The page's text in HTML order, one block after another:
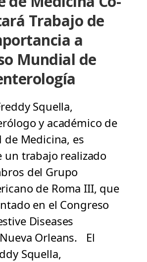
Trabajo de
a
Mundial de
Squella,
y académico de
de Medicina, es
un trabajo realizado
del Grupo
de Roma III, que
en el Congreso
Diseases
Orleans. El
Squella,